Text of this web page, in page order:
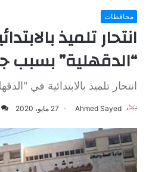
محافظات
انتحار تلميذ
“الدقهلية” بسبب
انتحار تلميذ بالابتدائية في
Ahmed Sayed 27 مايو، 2020